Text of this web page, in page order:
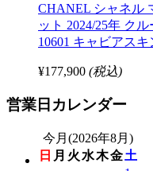
CHANEL シャネル
ット 2024/25年 ク
10601 キャビアス
¥177,900 (税込)
営業日カレンダー
今月(2026年8月)
日 月 火 水木金土